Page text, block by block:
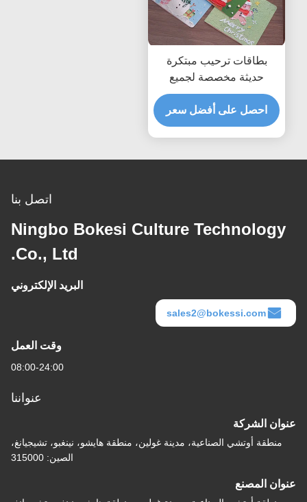
بطاقات ترحيب مبتكرة
حديثة مخصصة لجميع
المناسبات
احصل على أفضل سعر
اتصل بنا
Ningbo Bokesi Culture Technology
Co., Ltd.
البريد الإلكتروني
sales2@bokessi.com
وقت العمل
08:00-24:00
عنواننا
عنوان الشركة
منطقة أوتشي الصناعية، مدينة غولين، منطقة هايشو، نينغبو، تشيجيانغ،
الصين: 315000
عنوان المصنع